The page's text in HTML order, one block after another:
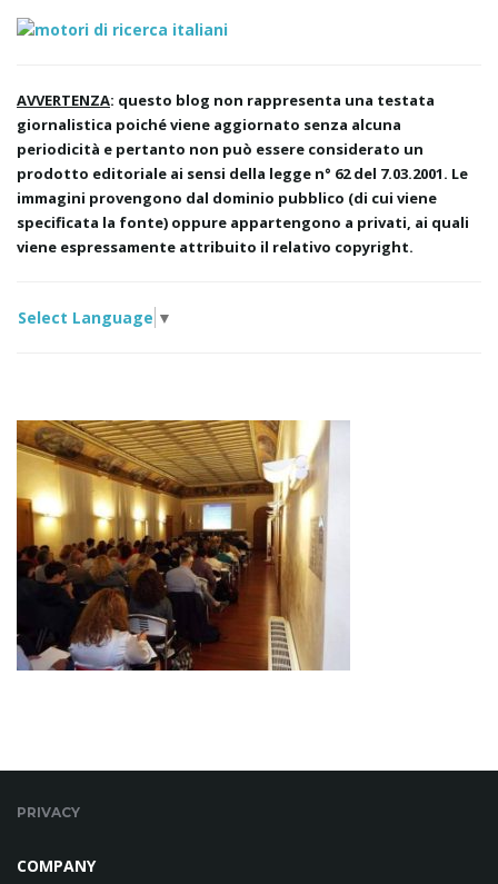
AVVERTENZA: questo blog non rappresenta una testata
giornalistica poiché viene aggiornato senza alcuna
periodicità e pertanto non può essere considerato un
prodotto editoriale ai sensi della legge n° 62 del 7.03.2001. Le
immagini provengono dal dominio pubblico (di cui viene
specificata la fonte) oppure appartengono a privati, ai quali
viene espressamente attribuito il relativo copyright.
Select Language ▼
PRIVACY
COMPANY